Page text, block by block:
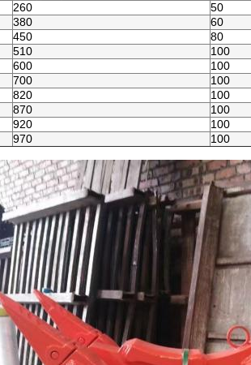
260
50
380
60
450
80
510
100
600
100
700
100
820
100
870
100
920
100
970 100